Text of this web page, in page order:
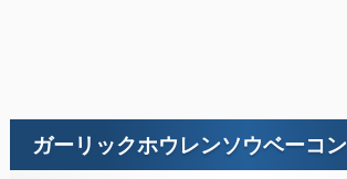
ガーリックホウレンソウベーコン